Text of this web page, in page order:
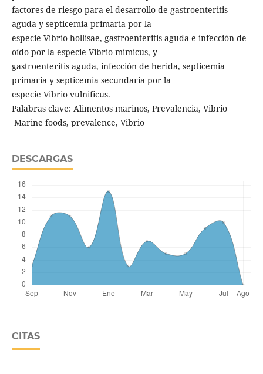
factores de riesgo para el desarrollo de gastroenteritis
aguda y septicemia primaria por la
especie Vibrio hollisae, gastroenteritis aguda e infección de
oído por la especie Vibrio mimicus, y
gastroenteritis aguda, infección de herida, septicemia
primaria y septicemia secundaria por la
especie Vibrio vulnificus.
Palabras clave: Alimentos marinos, Prevalencia, Vibrio
Marine foods, prevalence, Vibrio
DESCARGAS
CITAS